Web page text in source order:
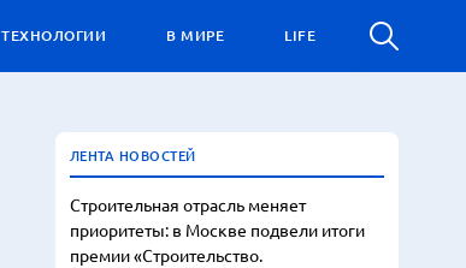
ТЕХНОЛОГИИ В МИРЕ LIFE
ЛЕНТА НОВОСТЕЙ
Строительная отрасль меняет
приоритеты: в Москве подвели итоги
премии «Строительство.